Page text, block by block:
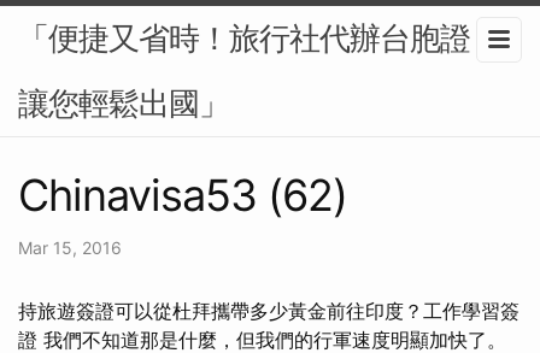
「便捷又省時！旅行社代辦台胞證，
讓您輕鬆出國」
Chinavisa53 (62)
Mar 15, 2016
持旅遊簽證可以從杜拜攜帶多少黃金前往印度？工作學習簽
證 我們不知道那是什麼，但我們的行軍速度明顯加快了。